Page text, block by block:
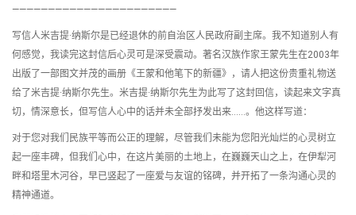
———————————————————————
写信人米吉提·纳斯尔是已经退休的前自治区人民政府副主席。我不知道别人有
何感觉，我读完这封信后心灵可是深受震动。著名汉族作家王蒙先生在2003年
出版了一部图文并茂的画册《王蒙和他笔下的新疆》，请人把这份贵重礼物送
给了米吉提·纳斯尔先生。米吉提·纳斯尔先生为此写了这封回信，读起来文字真
切，情深意长，但写信人心中的话并未全部抒发出来……。他这样写道：
对于您对我们民族平等而公正的理解，尽管我们未能为您阳光灿烂的心灵树立
起一座丰碑，但我们心中，在这片美丽的土地上，在巍巍天山之上，在伊犁河
畔和塔里木河谷，早已竖起了一座爱与友谊的铭碑，并开拓了一条沟通心灵的
精神通道。